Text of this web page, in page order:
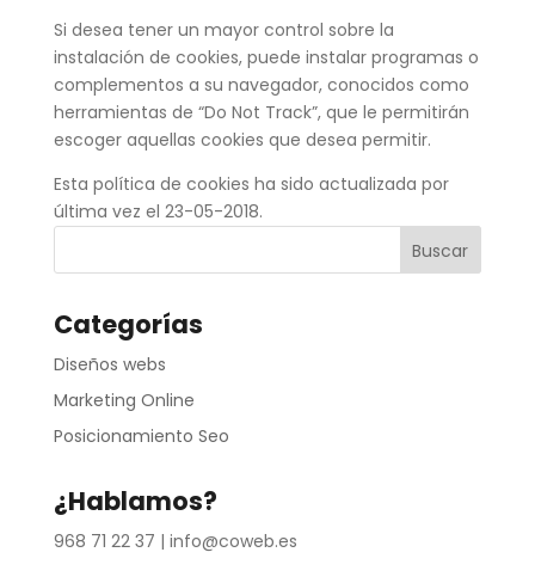
Si desea tener un mayor control sobre la
instalación de cookies, puede instalar programas o
complementos a su navegador, conocidos como
herramientas de “Do Not Track”, que le permitirán
escoger aquellas cookies que desea permitir.
Esta política de cookies ha sido actualizada por
última vez el 23-05-2018.
Categorías
Diseños webs
Marketing Online
Posicionamiento Seo
¿Hablamos?
968 71 22 37 | info@coweb.es